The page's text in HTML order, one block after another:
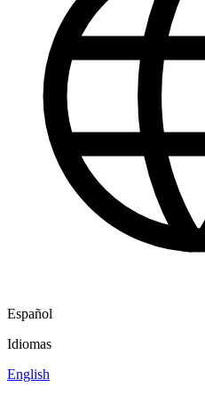
Español
Idiomas
English